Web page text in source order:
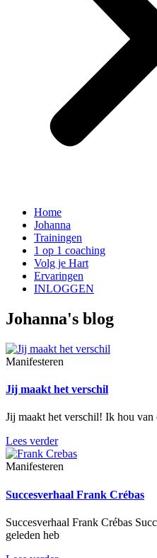
Home
Johanna
Trainingen
1 op 1 coaching
Volg je Hart
Ervaringen
INLOGGEN
Johanna's blog
Manifesteren
Jij maakt het verschil
Jij maakt het verschil! Ik hou van
Lees verder
Manifesteren
Succesverhaal Frank Crébas
Succesverhaal Frank Crébas
geleden heb